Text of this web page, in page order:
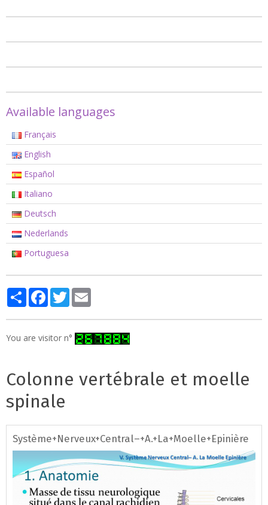
Colonne vertébrale et moelle
spinale
Système+Nerveux+Central–+A.+La+Moelle+Epinière
Available languages
Français
English
Español
Italiano
Deutsch
Nederlands
Portuguesa
PartagerFacebook
Twitter
You are visitor n°